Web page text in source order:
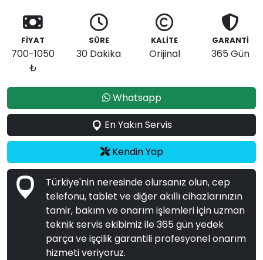
FİYAT
700-1050
₺
SÜRE
30 Dakika
KALİTE
Orijinal
GARANTİ
365 Gün
Whatsapp
En Yakın Servis
Kendin Yap
Türkiye'nin neresinde olursanız olun, cep
telefonu, tablet ve diğer akıllı cihazlarınızın
tamir, bakım ve onarım işlemleri için uzman
teknik servis ekibimiz ile 365 gün yedek
parça ve işçilik garantili profesyonel onarım
hizmeti veriyoruz.